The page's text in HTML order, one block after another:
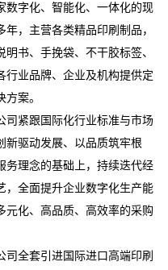
数字化、智能化、一体化的现
，主营各类精品印刷制品，
书、手挽袋、不干胶标签、
行业品牌、企业及机构提供定
案。
司紧跟国际化行业标准与市场
新驱动发展、以品质筑牢根
务理念的基础上，持续迭代经
，全面提升企业数字化生产能
元化、高品质、高效率的采购
司全套引进国际进口高端印刷